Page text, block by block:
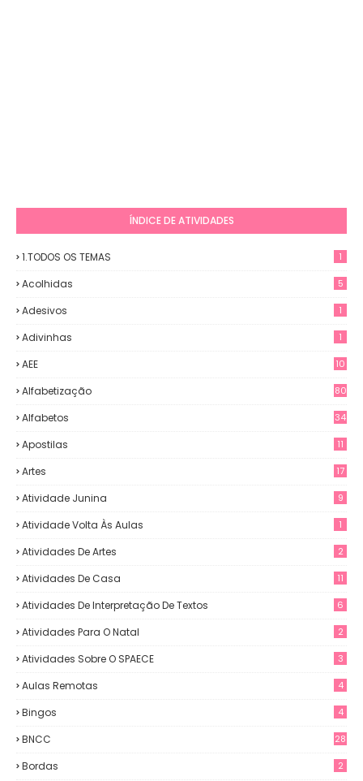
ÍNDICE DE ATIVIDADES
1.TODOS OS TEMAS 1
Acolhidas 5
Adesivos 1
Adivinhas 1
AEE 10
Alfabetização 80
Alfabetos 34
Apostilas 11
Artes 17
Atividade Junina 9
Atividade Volta Às Aulas 1
Atividades De Artes 2
Atividades De Casa 11
Atividades De Interpretação De Textos 6
Atividades Para O Natal 2
Atividades Sobre O SPAECE 3
Aulas Remotas 4
Bingos 4
BNCC 28
Bordas 2